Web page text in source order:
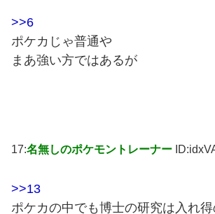
>>6
ポケカじゃ普通や
まあ強い方ではあるが
17:名無しのポケモントレーナー
>>13
ポケカの中でも博士の研究は入れ